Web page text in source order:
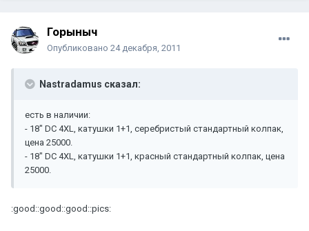
Горыныч
Опубликовано 24 декабря, 2011
Nastradamus сказал:
есть в наличии:
- 18" DC 4XL, катушки 1+1, серебристый стандартный колпак,
цена 25000.
- 18" DC 4XL, катушки 1+1, красный стандартный колпак, цена
25000.
:good::good::good::pics: